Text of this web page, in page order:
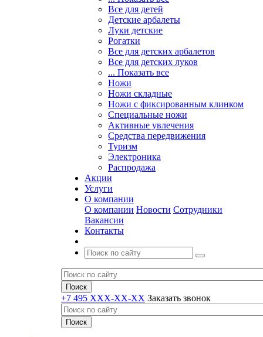
Все для детей
Детские арбалеты
Луки детские
Рогатки
Все для детских арбалетов
Все для детских луков
... Показать все
Ножи
Ножи складные
Ножи с фиксированным клинком
Специальные ножи
Активные увлечения
Средства передвижения
Туризм
Электроника
Распродажа
Акции
Услуги
О компании
О компании Новости Сотрудники
Вакансии
Контакты
+7 495 XXX-XX-XX Заказать звонок